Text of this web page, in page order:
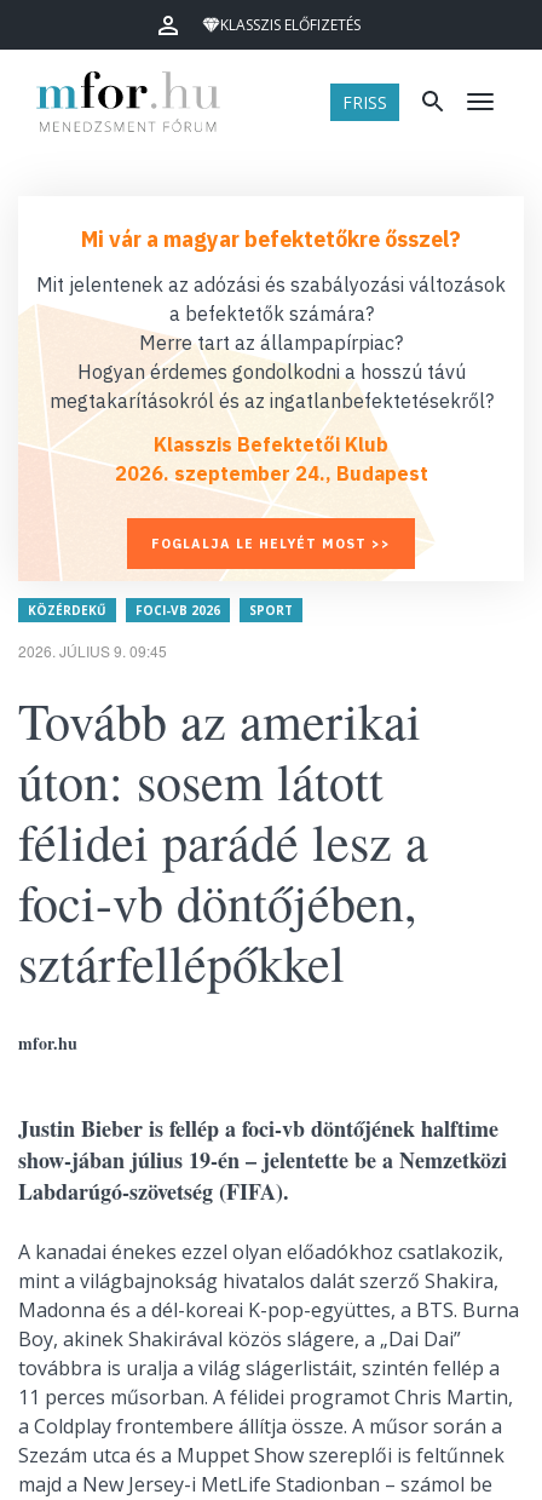
KLASSZIS ELŐFIZETÉS
FRISS Menü
Mi vár a magyar befektetőkre ősszel?
Mit jelentenek az adózási és szabályozási változások
a befektetők számára?
Merre tart az állampapírpiac?
Hogyan érdemes gondolkodni a hosszú távú
megtakarításokról és az ingatlanbefektetésekről?
Klasszis Befektetői Klub
2026. szeptember 24., Budapest
FOGLALJA LE HELYÉT MOST >>
KÖZÉRDEKŰ FOCI-VB 2026 SPORT
2026. JÚLIUS 9. 09:45
Tovább az amerikai
úton: sosem látott
félidei parádé lesz a
foci-vb döntőjében,
sztárfellépőkkel
mfor.hu
Justin Bieber is fellép a foci-vb döntőjének halftime
show-jában július 19-én – jelentette be a Nemzetközi
Labdarúgó-szövetség (FIFA).
A kanadai énekes ezzel olyan előadókhoz csatlakozik,
mint a világbajnokság hivatalos dalát szerző Shakira,
Madonna és a dél-koreai K-pop-együttes, a BTS. Burna
Boy, akinek Shakirával közös slágere, a „Dai Dai”
továbbra is uralja a világ slágerlistáit, szintén fellép a
11 perces műsorban. A félidei programot Chris Martin,
a Coldplay frontembere állítja össze. A műsor során a
Szezám utca és a Muppet Show szereplői is feltűnnek
majd a New Jersey-i MetLife Stadionban – számol be